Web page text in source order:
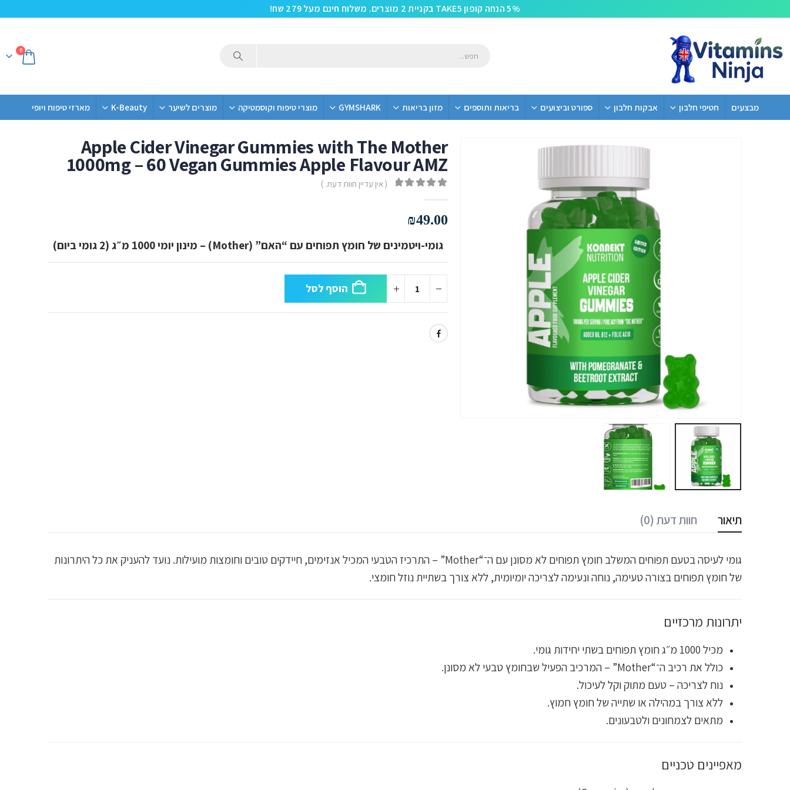
5% הנחה קופון TAKE5 בקניית 2 מוצרים. משלוח חינם מעל 279 שח!
0
מבצעים חטיפי חלבון אבקות חלבון ספורט וביצועים בריאות ותוספים מזון בריאות GYMSHARK מוצרי טיפוח וקוסמטיקה מוצרים לשיער K-Beauty מארזי טיפוח ויופי
Apple Cider Vinegar Gummies with The Mother
1000mg – 60 Vegan Gummies Apple Flavour AMZ
( אין עדיין חוות דעת. )
₪49.00
גומי-ויטמינים של חומץ תפוחים עם “האם” (Mother) – מינון יומי 1000 מ״ג (2 גומי ביום)
הוסף לסל
תיאור חוות דעת (0)
גומי לעיסה בטעם תפוחים המשלב חומץ תפוחים לא מסונן עם ה־“Mother” – התרכיז הטבעי המכיל אנזימים, חיידקים טובים וחומצות מועילות. נועד להעניק את כל היתרונות
של חומץ תפוחים בצורה טעימה, נוחה ונעימה לצריכה יומיומית, ללא צורך בשתיית נוזל חומצי.
יתרונות מרכזיים
מכיל 1000 מ״ג חומץ תפוחים בשתי יחידות גומי.
כולל את רכיב ה־“Mother” – המרכיב הפעיל שבחומץ טבעי לא מסונן.
נוח לצריכה – טעם מתוק וקל לעיכול.
ללא צורך במהילה או שתייה של חומץ חמוץ.
מתאים לצמחונים ולטבעונים.
מאפיינים טכניים